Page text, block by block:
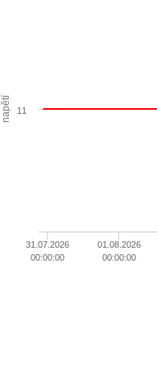
napětí
31.07.2026
00:00:00
01.08.2026
00:00:00
11